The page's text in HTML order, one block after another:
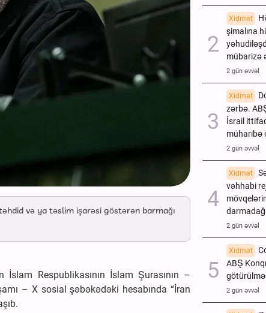
və ya təslim işarəsi göstərən barmağı
Respublikasının İslam Şurasının –
– X sosial şəbəkədəki hesabında “İran
Xidmət
şimalına
mübarizə
2 gün əvvəl
Xidmət
zərbə.
İsrail
müharibə
2 gün əvvəl
Xidmət
vəhhabi
2 gün əvvəl
Xidmət
ABŞ
2 gün əvvəl